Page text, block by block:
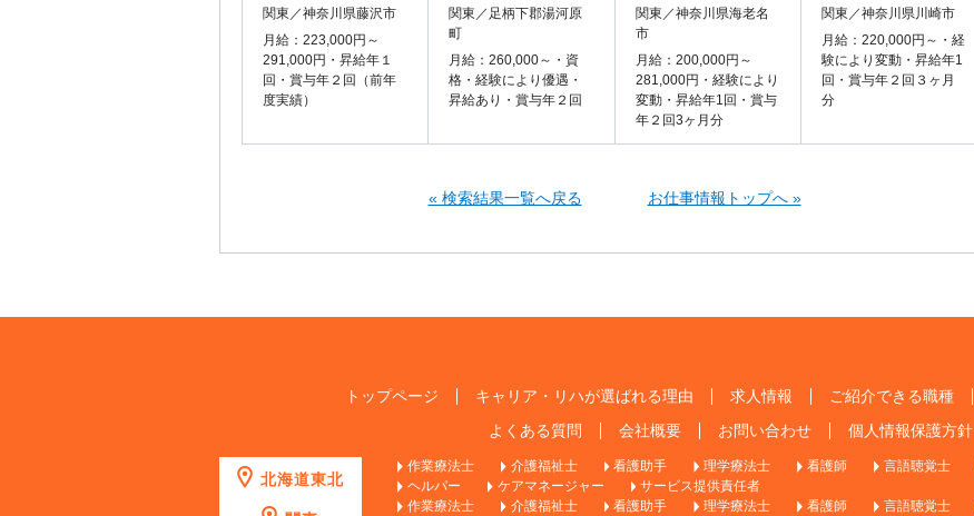
関東／神奈川県藤沢市
月給：223,000円～
291,000円・昇給年１
回・賞与年２回（前年
度実績）
関東／足柄下郡湯河原
町
月給：260,000～・資
格・経験により優遇・
昇給あり・賞与年２回
関東／神奈川県海老名
市
月給：200,000円～
281,000円・経験により
変動・昇給年1回・賞与
年２回3ヶ月分
関東／神奈川県川崎市
月給：220,000円～・経
験により変動・昇給年1
回・賞与年２回３ヶ月
分
« 検索結果一覧へ戻る お仕事情報トップへ »
トップページ キャリア・リハが選ばれる理由 求人情報 ご紹介できる職種
よくある質問
会社概要 お問い合わせ 個人情報保護方針
北海道東北
作業療法士 介護福祉士 看護助手 理学療法士 看護師 言語聴覚士
ヘルパー
ケアマネージャー サービス提供責任者
作業療法士 介護福祉士 看護助手 理学療法士 看護師 言語聴覚士